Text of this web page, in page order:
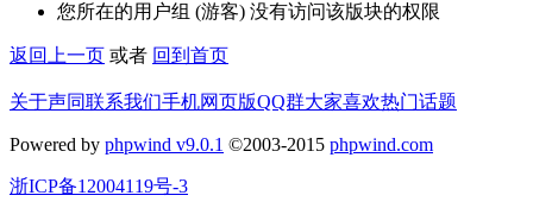
您所在的用户组 (游客) 没有访问该版块的权限
返回上一页 或者 回到首页
关于声同联系我们手机网页版QQ群大家喜欢热门话题
Powered by phpwind v9.0.1 ©2003-2015 phpwind.com
浙ICP备12004119号-3